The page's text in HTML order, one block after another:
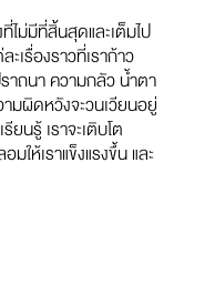
ไม่มีที่สิ้นสุดและเต็มไป
เรื่องราวที่เราก้าว
ถนา ความกลัว น้ำตา
มผิดหวังจะวนเวียนอยู่
ยนรู้ เราจะเติบโต
มให้เราแข็งแรงขึ้น และ